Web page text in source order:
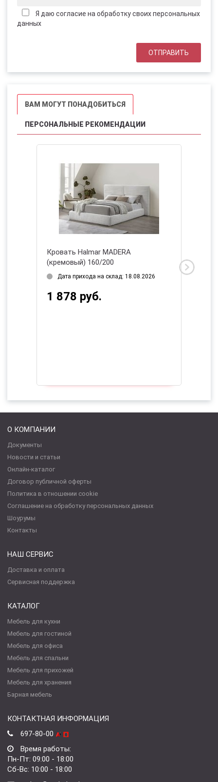
Я даю согласие на обработку своих персональных
данных
ВАМ МОГУТ ПОНАДОБИТЬСЯ
ПЕРСОНАЛЬНЫЕ РЕКОМЕНДАЦИИ
Кровать Halmar MADERA
(кремовый) 160/200
Дата прихода на склад: 18.08.2026
1 878 руб.
О КОМПАНИИ
Документы
Новости и статьи
Онлайн-каталог
Договор публичной оферты
Политика в отношении cookie
Соглашение на обработку персональных данных
Шоурумы
Контакты
НАШ СЕРВИС
Доставка и оплата
Сервисная поддержка
КАТАЛОГ
Мебель для кухни
Мебель для гостиной
Мебель для офиса
Мебель для спальни
Мебель для прихожей
Мебель для хранения
Барная мебель
КОНТАКТНАЯ ИНФОРМАЦИЯ
697-80-00
Время работы:
Пн-Пт: 09:00 - 18:00
Сб-Вс: 10:00 - 18:00